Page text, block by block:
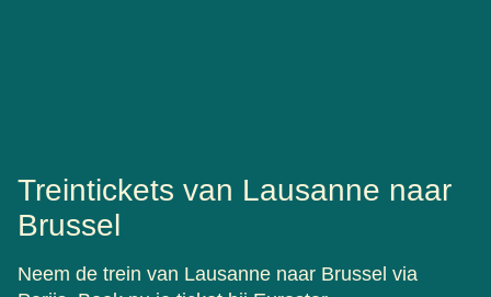
Treintickets van Lausanne naar
Brussel
Neem de trein van Lausanne naar Brussel via